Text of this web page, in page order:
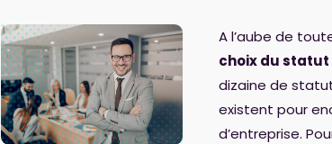
A l’aube de
choix du
dizaine de
existent pour
d’entreprise.